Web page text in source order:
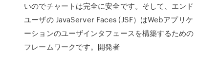
いのでチャートは完全に安全です。そして、エンド
ユーザの JavaServer Faces (JSF）はWebアプリケ
ーションのユーザインタフェースを構築するための
フレームワークです。開発者